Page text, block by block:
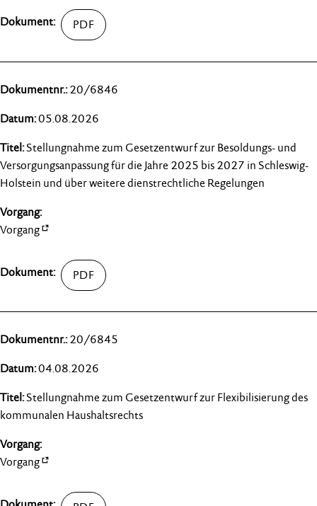
20/6846
05.08.2026
Stellungnahme zum Gesetzentwurf zur Besoldungs- und
Versorgungsanpassung für die Jahre 2025 bis 2027 in Schleswig-
Holstein und über weitere dienstrechtliche Regelungen
Vorgang
20/6845
04.08.2026
Stellungnahme zum Gesetzentwurf zur Flexibilisierung des
kommunalen Haushaltsrechts
Vorgang